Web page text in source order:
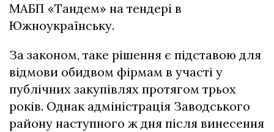
МАБП «Тандем» на тендері в
Южноукраїнську.
За законом, таке рішення є підставою для
відмови обидвом фірмам в участі у
публічних закупівлях протягом трьох
років. Однак адміністрація Заводського
району наступного ж дня після винесення